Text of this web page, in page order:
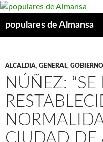
populares de Almansa
ALCALDIA, GENERAL,
NÚÑEZ: “SE
CIUDAD DE